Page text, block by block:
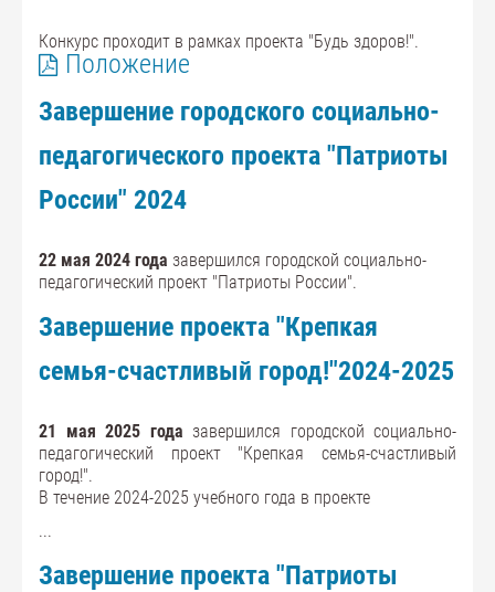
Конкурс проходит в рамках проекта "Будь здоров!".
Положение
Завершение городского социально-
педагогического проекта "Патриоты
России" 2024
22 мая 2024 года завершился городской социально-
педагогический проект "Патриоты России".
Завершение проекта "Крепкая
семья-счастливый город!"2024-2025
21 мая 2025 года завершился городской социально-
педагогический проект "Крепкая семья-счастливый
город!".
В течение 2024-2025 учебного года в проекте
...
Завершение проекта "Патриоты